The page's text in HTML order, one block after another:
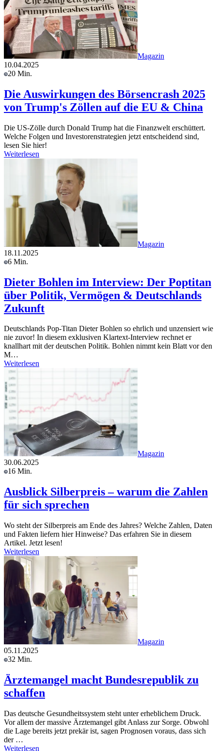
Magazin
10.04.2025
20 Min.
Die Auswirkungen des Börsencrash 2025
von Trump's Zöllen auf die EU & China
Die US-Zölle durch Donald Trump hat die Finanzwelt erschüttert.
Welche Folgen und Investorenstrategien jetzt entscheidend sind,
lesen Sie hier!
Weiterlesen
Magazin
18.11.2025
6 Min.
Dieter Bohlen im Interview: Der Poptitan
über Politik, Vermögen & Deutschlands
Zukunft
Deutschlands Pop-Titan Dieter Bohlen so ehrlich und unzensiert wie
nie zuvor! In diesem exklusiven Klartext-Interview rechnet er
knallhart mit der deutschen Politik. Bohlen nimmt kein Blatt vor den
M…
Weiterlesen
Magazin
30.06.2025
16 Min.
Ausblick Silberpreis – warum die Zahlen
für sich sprechen
Wo steht der Silberpreis am Ende des Jahres? Welche Zahlen, Daten
und Fakten liefern hier Hinweise? Das erfahren Sie in diesem
Artikel. Jetzt lesen!
Weiterlesen
Magazin
05.11.2025
32 Min.
Ärztemangel macht Bundesrepublik zu
schaffen
Das deutsche Gesundheitssystem steht unter erheblichem Druck.
Vor allem der massive Ärztemangel gibt Anlass zur Sorge. Obwohl
die Lage bereits jetzt prekär ist, sagen Prognosen voraus, dass sich
der …
Weiterlesen